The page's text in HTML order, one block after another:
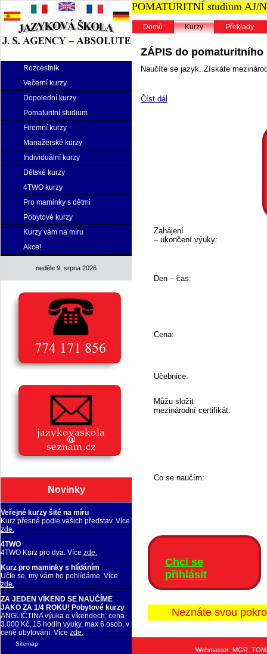
Rozcestník
Večerní kurzy
Dopolední kurzy
Pomaturitní studium
Firemní kurzy
Manažerské kurzy
Individuální kurzy
Dětské kurzy
4TWO kurzy
Pro maminky s dětmi
Pobytové kurzy
Kurzy vám na míru
Akce!
neděle 9. srpna 2026
Novinky
Veřejné kurzy šité na míru
Kurz přesně podle vašich představ. Více
zde.
4TWO
4TWO Kurz pro dva. Více zde.
Kurz pro maminky s hlídáním
Učte se, my vám ho pohlídáme. Více
zde.
ZA JEDEN VÍKEND SE NAUČÍME
JAKO ZA 1/4 ROKU! Pobytové kurzy
ANGLIČTINA výuka o víkendech, cena
3.000 Kč, 15 hodin výuky, max 6 osob, v
ceně ubytování. Více zde.
POMATURITNÍ studium AJ/
Domů Kurzy Překlady
ZÁPIS do pomaturitního
Naučíte se jazyk. Získáte
Číst dál
Zahájení
– ukončení výuky:
Den – čas:
Cena:
Učebnice:
Můžu složit
mezinárodní certifikát:
Co se naučím:
Chci se
přihlásit
Neznáte svou
Webmaster: MGR.
Sitemap